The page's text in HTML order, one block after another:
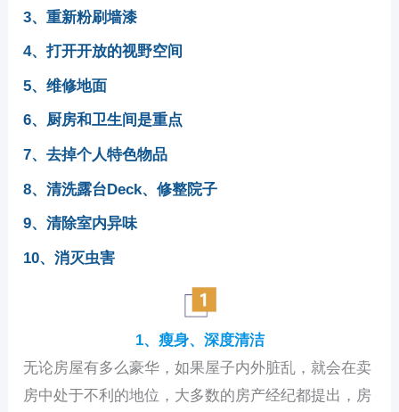
3、重新粉刷墙漆
4、打开开放的视野空间
5、维修地面
6、厨房和卫生间是重点
7、去掉个人特色物品
8、清洗露台Deck、修整院子
9、清除室内异味
10、消灭虫害
1、瘦身、深度清洁
无论房屋有多么豪华，如果屋子内外脏乱，就会在卖
房中处于不利的地位，大多数的房产经纪都提出，房